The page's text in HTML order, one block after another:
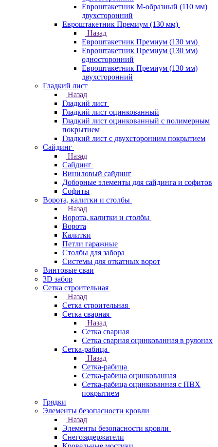
Евроштакетник М-образный (110 мм)
двухсторонний
Евроштакетник Премиум (130 мм)
Назад
Евроштакетник Премиум (130 мм)
Евроштакетник Премиум (130 мм)
односторонний
Евроштакетник Премиум (130 мм)
двухсторонний
Гладкий лист
Назад
Гладкий лист
Гладкий лист оцинкованный
Гладкий лист оцинкованный с полимерным
покрытием
Гладкий лист с двухсторонним покрытием
Сайдинг
Назад
Сайдинг
Виниловый сайдинг
Доборные элементы для сайдинга и софитов
Софиты
Ворота, калитки и столбы
Назад
Ворота, калитки и столбы
Ворота
Калитки
Петли гаражные
Столбы для забора
Системы для откатных ворот
Винтовые сваи
3D забор
Сетка строительная
Назад
Сетка строительная
Сетка сварная
Назад
Сетка сварная
Сетка сварная оцинкованная в рулонах
Сетка-рабица
Назад
Сетка-рабица
Сетка-рабица оцинкованная
Сетка-рабица оцинкованная с ПВХ
покрытием
Грядки
Элементы безопасности кровли
Назад
Элементы безопасности кровли
Снегозадержатели